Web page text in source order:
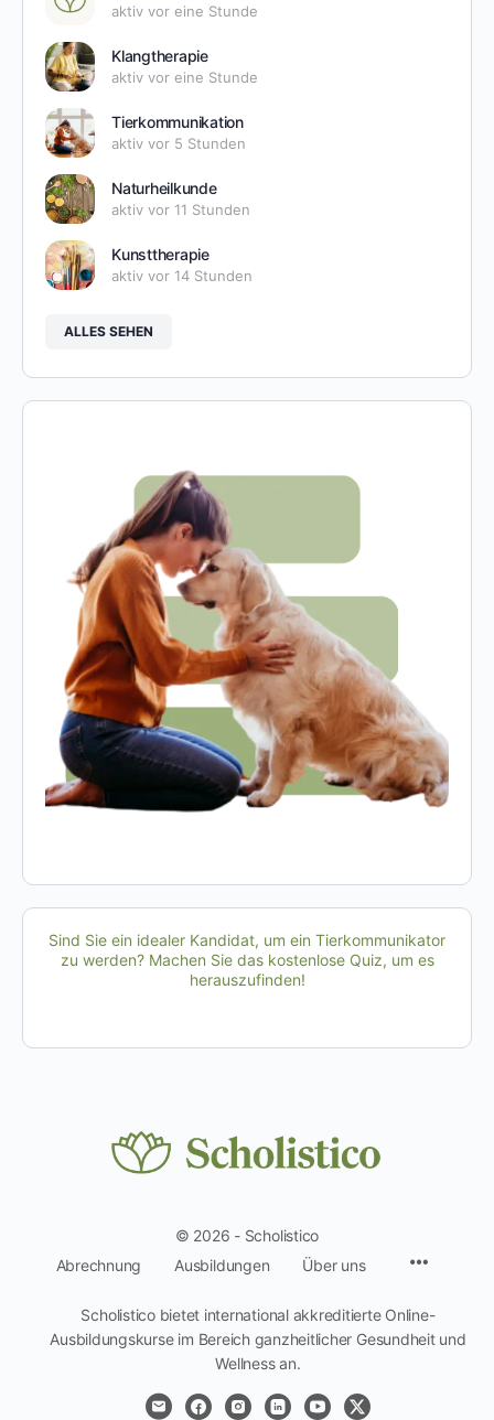
aktiv vor eine Stunde
Klangtherapie
aktiv vor eine Stunde
Tierkommunikation
aktiv vor 5 Stunden
Naturheilkunde
aktiv vor 11 Stunden
Kunsttherapie
aktiv vor 14 Stunden
ALLES SEHEN
Sind Sie ein idealer Kandidat, um ein Tierkommunikator
zu werden? Machen Sie das kostenlose Quiz, um es
herauszufinden!
© 2026 - Scholistico
Abrechnung
Ausbildungen Über uns
Scholistico bietet international akkreditierte Online-
Ausbildungskurse im Bereich ganzheitlicher Gesundheit und
Wellness an.